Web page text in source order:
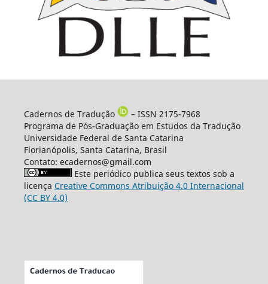
Cadernos de Tradução
– ISSN 2175-7968
Programa de Pós-Graduação em Estudos da Tradução
Universidade Federal de Santa Catarina
Florianópolis, Santa Catarina, Brasil
Contato: ecadernos@gmail.com
Este periódico publica seus textos sob a
licença Creative Commons Atribuição 4.0 Internacional
(CC BY 4.0)